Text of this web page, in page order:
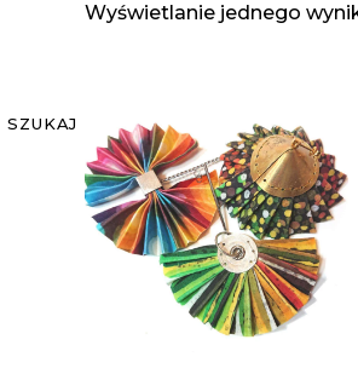
Wyświetlanie jednego
SZUKAJ